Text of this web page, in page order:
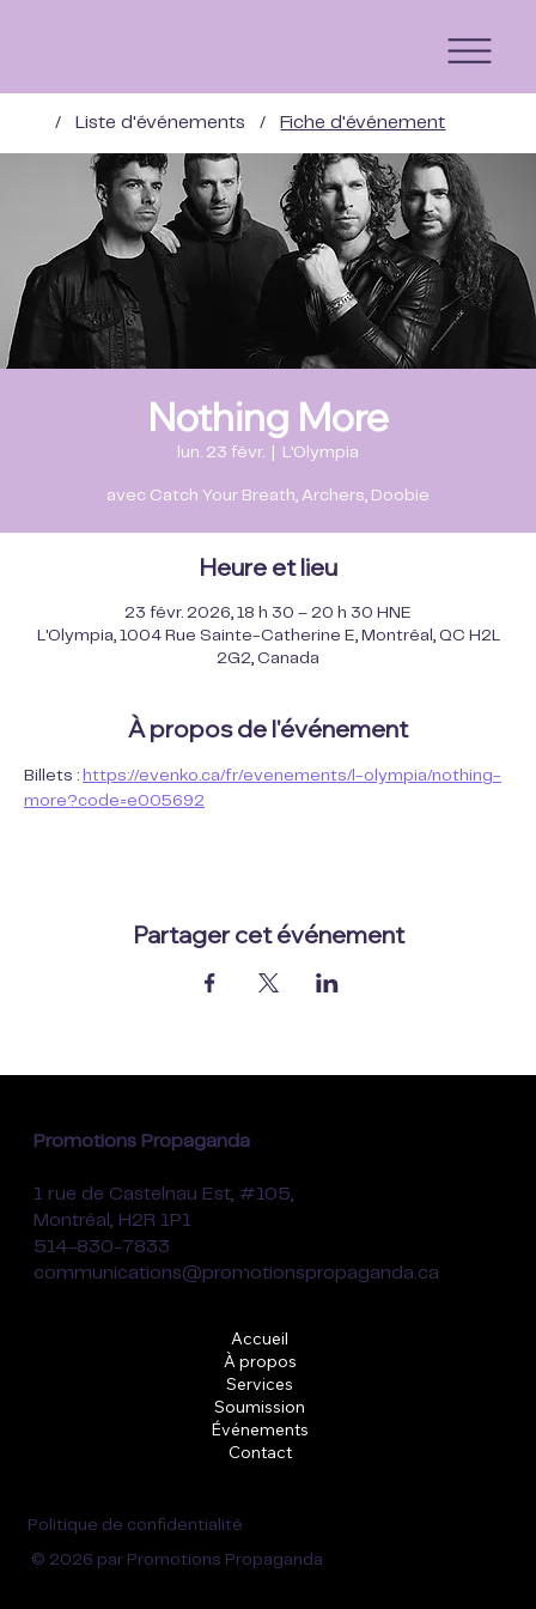
/ Liste d'événements / Fiche d'événement
Nothing More
lun. 23 févr. L'Olympia
avec Catch Your Breath, Archers, Doobie
Heure et lieu
23 févr. 2026, 18 h 30 – 20 h 30 HNE
L'Olympia, 1004 Rue Sainte-Catherine E, Montréal, QC H2L
2G2, Canada
À propos de l'événement
Billets : https://evenko.ca/fr/evenements/l-olympia/nothing-
more?code=e005692
Partager cet événement
Promotions Propaganda
1 rue de Castelnau Est, #105,
Montréal, H2R 1P1
514-830-7833
communications@promotionspropaganda.ca
Accueil
À propos
Services
Soumission
Événements
Contact
Politique de confidentialité
© 2026 par Promotions Propaganda